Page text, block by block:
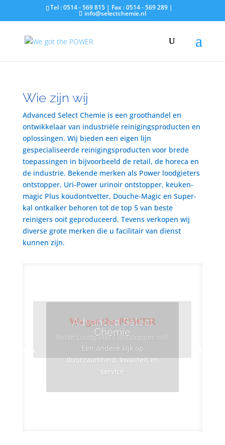
Tel : 0514 - 569 815 | Fax : 0514 - 569 289 |
info@selectchemie.nl
Wie zijn wij
Advanced Select Chemie is een groothandel en
ontwikkelaar van industriële reinigingsproducten en
oplossingen. Wij bieden een eigen lijn
gespecialiseerde reinigingsproducten voor brede
toepassingen in bijvoorbeeld de retail, de horeca en
de industrie. Bekende merken als Power loodgieters
ontstopper, Uri-Power urinoir ontstopper, keuken-
magic Plus koudontvetter, Douche-Magic en Super-
kal ontkalker behoren tot de top 5 van beste
reinigers ooit geproduceerd. Tevens verkopen wij
diverse grote merken die u facilitair van dienst
kunnen zijn.
Advanced Select
Chemie
Een andere kijk op
duurzaamheid, kwaliteit en
service
We got the POWER
Beste Loodgieters ontstopper ooit